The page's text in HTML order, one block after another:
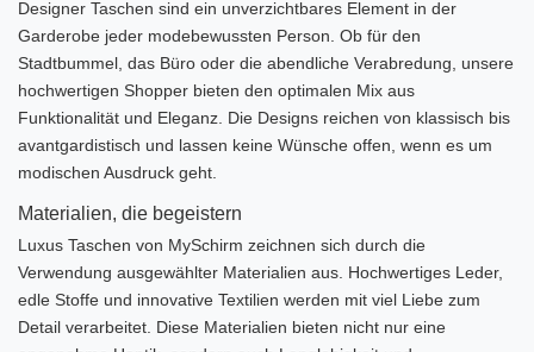
Designer Taschen sind ein unverzichtbares Element in der
Garderobe jeder modebewussten Person. Ob für den
Stadtbummel, das Büro oder die abendliche Verabredung, unsere
hochwertigen Shopper bieten den optimalen Mix aus
Funktionalität und Eleganz. Die Designs reichen von klassisch bis
avantgardistisch und lassen keine Wünsche offen, wenn es um
modischen Ausdruck geht.
Materialien, die begeistern
Luxus Taschen von MySchirm zeichnen sich durch die
Verwendung ausgewählter Materialien aus. Hochwertiges Leder,
edle Stoffe und innovative Textilien werden mit viel Liebe zum
Detail verarbeitet. Diese Materialien bieten nicht nur eine